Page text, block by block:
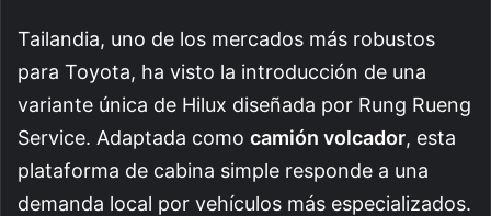
Tailandia, uno de los mercados más robustos
para Toyota, ha visto la introducción de una
variante única de Hilux diseñada por Rung Rueng
Service. Adaptada como camión volcador, esta
plataforma de cabina simple responde a una
demanda local por vehículos más especializados.